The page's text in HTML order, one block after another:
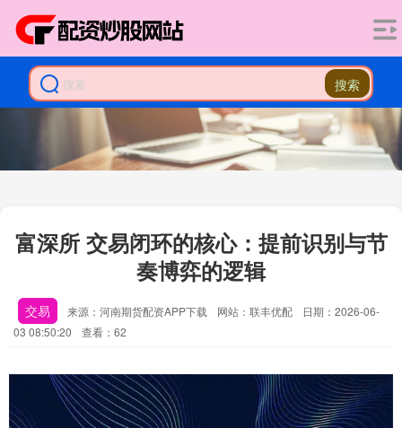
搜索
富深所 交易闭环的核心：提前识别与节
奏博弈的逻辑
交易 来源：河南期货配资APP下载 网站：联丰优配
日期：2026-06-
03 08:50:20
查看：62